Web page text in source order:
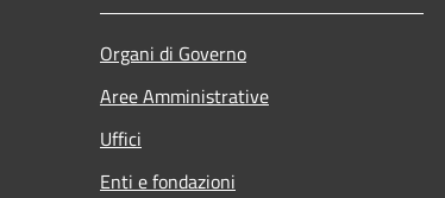
Organi di Governo
Aree Amministrative
Uffici
Enti e fondazioni